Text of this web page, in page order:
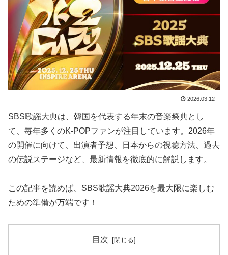
2026.03.12
SBS歌謡大典は、韓国を代表する年末の音楽祭典とし
て、毎年多くのK-POPファンが注目しています。2026年
の開催に向けて、出演者予想、日本からの視聴方法、過去
の伝説ステージなど、最新情報を徹底的に解説します。
この記事を読めば、SBS歌謡大典2026を最大限に楽しむ
ための準備が万端です！
目次